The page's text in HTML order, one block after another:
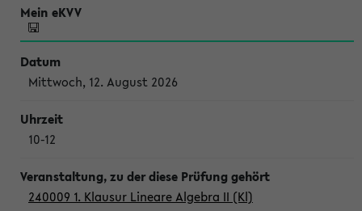
Mittwoch, 12. August 2026
10-12
240009 1. Klausur Lineare Algebra II (Kl)